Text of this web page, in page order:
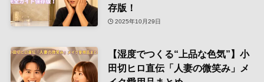
存版！
2025年10月29日
【湿度でつくる“上品な色気”】小
田切ヒロ直伝「人妻の微笑み」メ